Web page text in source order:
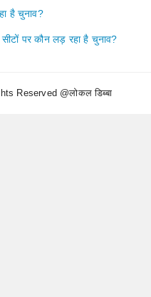
है चुनाव?
पर कौन लड़ रहा है चुनाव?
Reserved @लोकल डिब्बा